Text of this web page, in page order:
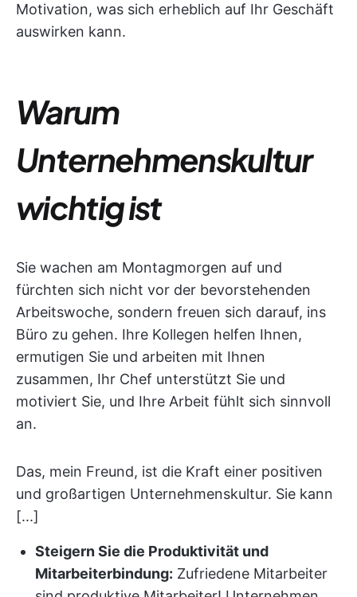
Motivation, was sich erheblich auf Ihr Geschäft
auswirken kann.
Warum
Unternehmenskultur
wichtig ist
Sie wachen am Montagmorgen auf und
fürchten sich nicht vor der bevorstehenden
Arbeitswoche, sondern freuen sich darauf, ins
Büro zu gehen. Ihre Kollegen helfen Ihnen,
ermutigen Sie und arbeiten mit Ihnen
zusammen, Ihr Chef unterstützt Sie und
motiviert Sie, und Ihre Arbeit fühlt sich sinnvoll
an.
Das, mein Freund, ist die Kraft einer positiven
und großartigen Unternehmenskultur. Sie kann
[...]
Steigern Sie die Produktivität und
Mitarbeiterbindung: Zufriedene Mitarbeiter